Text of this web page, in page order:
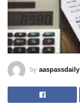
by aaspassdaily